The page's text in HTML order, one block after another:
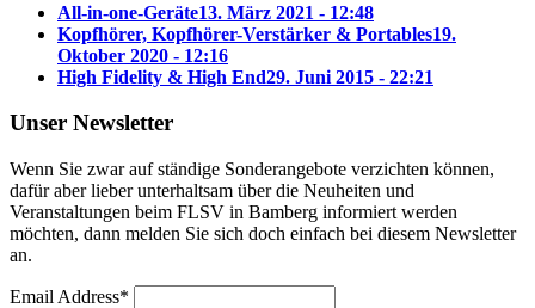
All-in-one-Geräte13. März 2021 - 12:48
Kopfhörer, Kopfhörer-Verstärker & Portables19.
Oktober 2020 - 12:16
High Fidelity & High End29. Juni 2015 - 22:21
Unser Newsletter
Wenn Sie zwar auf ständige Sonderangebote verzichten können,
dafür aber lieber unterhaltsam über die Neuheiten und
Veranstaltungen beim FLSV in Bamberg informiert werden
möchten, dann melden Sie sich doch einfach bei diesem Newsletter
an.
Email Address*